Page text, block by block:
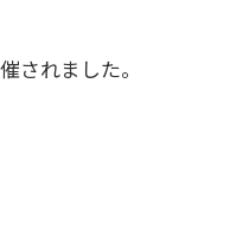
されました。